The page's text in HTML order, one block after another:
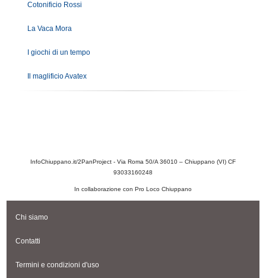
Cotonificio Rossi
La Vaca Mora
I giochi di un tempo
Il maglificio Avatex
InfoChiuppano.it/2PanProject - Via Roma 50/A 36010 – Chiuppano (VI) CF
93033160248
In collaborazione con Pro Loco Chiuppano
Chi siamo
Contatti
Termini e condizioni d'uso